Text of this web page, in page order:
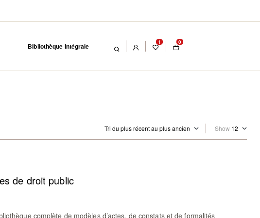
Bibliothèque intégrale 1 0
Show
de droit public
complète de modèles d’actes, de constats et de formalités